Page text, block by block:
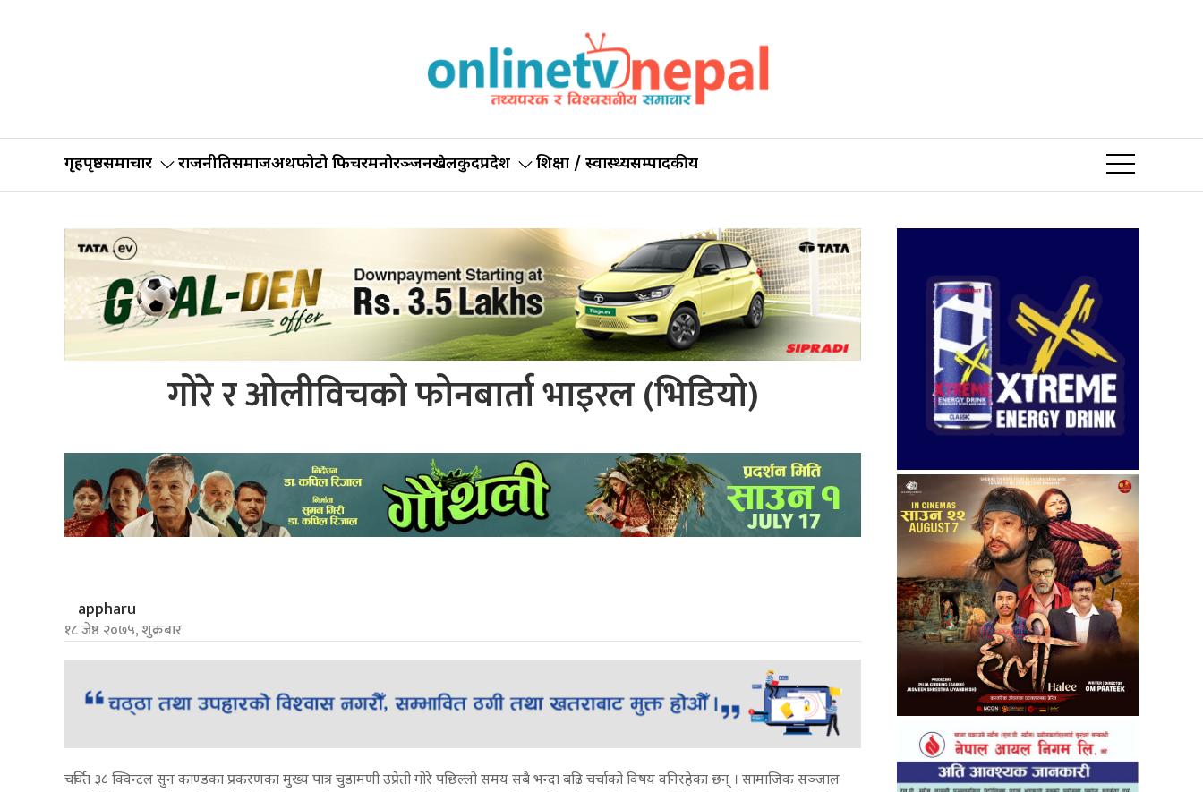
गृहपृष्ठसमाचार राजनीतिसमाजअर्थफोटो फिचरमनोरञ्जनखेलकुदप्रदेश शिक्षा / स्वास्थ्यसम्पादकीय
गोरे र ओलीविचको फोनबार्ता भाइरल (भिडियो)
appharu
१८ जेष्ठ २०७५, शुक्रबार
चर्चित ३८ क्विन्टल सुन काण्डका प्रकरणका मुख्य पात्र चुडामणी उप्रेती गोरे पछिल्लो समय सबै भन्दा बढि चर्चाको विषय वनिरहेका छन् । सामाजिक सञ्जाल